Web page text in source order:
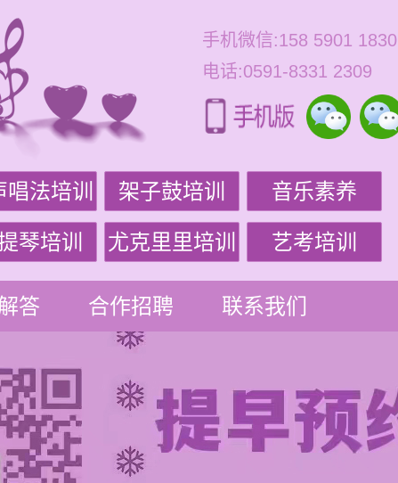
手机微信:158 5901 1830
电话:0591-8331 2309
唱法培训 架子鼓培训 音乐素养
琴培训 尤克里里培训 艺考培训
答 合作招聘 联系我们